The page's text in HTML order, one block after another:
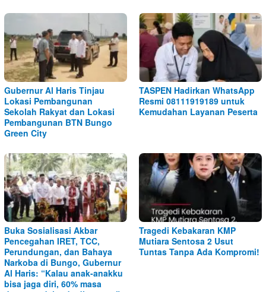
Gubernur Al Haris Tinjau
Lokasi Pembangunan
Sekolah Rakyat dan Lokasi
Pembangunan BTN Bungo
Green City
TASPEN Hadirkan WhatsApp
Resmi 08111919189 untuk
Kemudahan Layanan Peserta
Buka Sosialisasi Akbar
Pencegahan IRET, TCC,
Perundungan, dan Bahaya
Narkoba di Bungo, Gubernur
Al Haris: “Kalau anak-anakku
bisa jaga diri, 60% masa
Tragedi Kebakaran KMP
Mutiara Sentosa 2 Usut
Tuntas Tanpa Ada Kompromi!